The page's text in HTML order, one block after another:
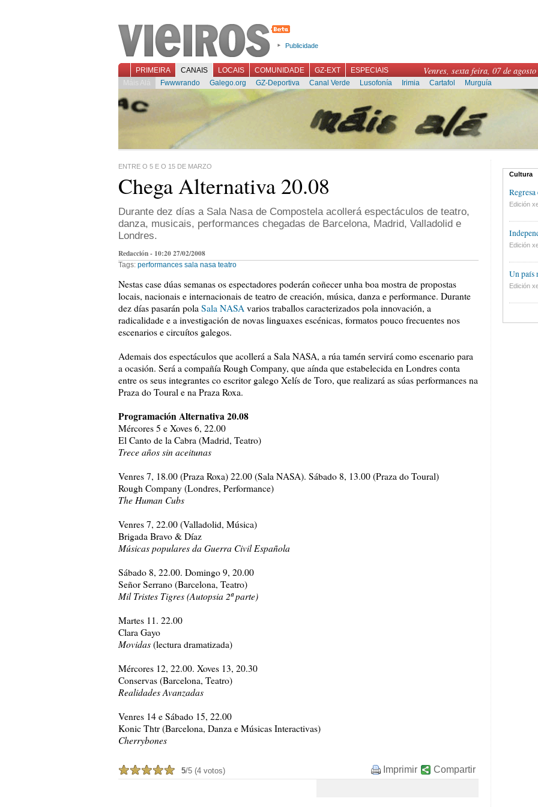
Publicidade
Venres, sexta feira, 07 de
PRIMEIRA CANAIS LOCAIS COMUNIDADE GZ-EXT
ESPECIAIS
Máis Alá
Fwwwrando Galego.org GZ-Deportiva Canal Verde Lusofonía Irimia Cartafol Murguía
ENTRE O 5 E O 15 DE MARZO
Chega Alternativa 20.08
Durante dez días a Sala Nasa de Compostela acollerá espectáculos de teatro,
danza, musicais, performances chegadas de Barcelona, Madrid, Valladolid e
Londres.
Redacción - 10:20 27/02/2008
Tags: performances sala nasa teatro
Nestas case dúas semanas os espectadores poderán coñecer unha boa mostra de propostas
locais, nacionais e internacionais de teatro de creación, música, danza e performance. Durante
dez días pasarán pola Sala NASA varios traballos caracterizados pola innovación, a
radicalidade e a investigación de novas linguaxes escénicas, formatos pouco frecuentes nos
escenarios e circuítos galegos.
Ademais dos espectáculos que acollerá a Sala NASA, a rúa tamén servirá como escenario para
a ocasión. Será a compañía Rough Company, que aínda que estabelecida en Londres conta
entre os seus integrantes co escritor galego Xelís de Toro, que realizará as súas performances na
Praza do Toural e na Praza Roxa.
Programación Alternativa 20.08
Mércores 5 e Xoves 6, 22.00
El Canto de la Cabra (Madrid, Teatro)
Trece años sin aceitunas
Venres 7, 18.00 (Praza Roxa) 22.00 (Sala NASA). Sábado 8, 13.00 (Praza do Toural)
Rough Company (Londres, Performance)
The Human Cubs
Venres 7, 22.00 (Valladolid, Música)
Brigada Bravo & Díaz
Músicas populares da Guerra Civil Española
Sábado 8, 22.00. Domingo 9, 20.00
Señor Serrano (Barcelona, Teatro)
Mil Tristes Tigres (Autopsia 2ª parte)
Martes 11. 22.00
Clara Gayo
Movidas (lectura dramatizada)
Mércores 12, 22.00. Xoves 13, 20.30
Conservas (Barcelona, Teatro)
Realidades Avanzadas
Venres 14 e Sábado 15, 22.00
Konic Thtr (Barcelona, Danza e Músicas Interactivas)
Cherrybones
5/5 (4 votos) Compartir
Imprimir
Cultura
Edición
Edición
Un país
Edición